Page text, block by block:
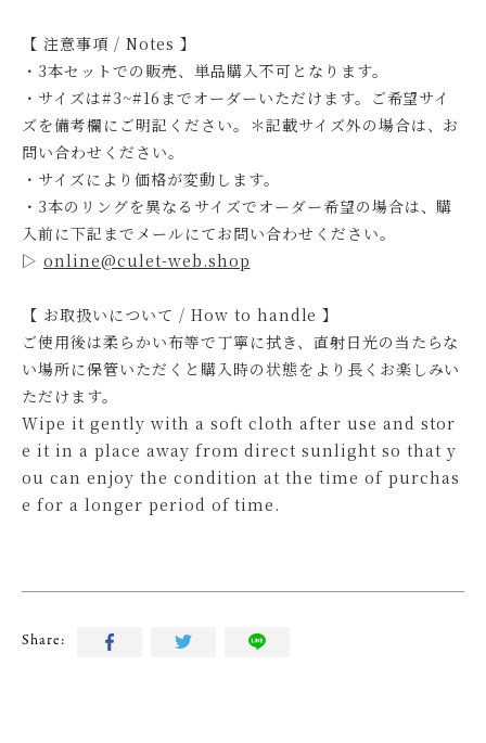
【 注意事項 / Notes 】
・3本セットでの販売、単品購入不可となります。
・サイズは#3~#16までオーダーいただけます。ご希望サイ
ズを備考欄にご明記ください。＊記載サイズ外の場合は、お
問い合わせください。
・サイズにより価格が変動します。
・3本のリングを異なるサイズでオーダー希望の場合は、購
入前に下記までメールにてお問い合わせください。
▷ online@culet-web.shop
【 お取扱いについて / How to handle 】
ご使用後は柔らかい布等で丁寧に拭き、直射日光の当たらな
い場所に保管いただくと購入時の状態をより長くお楽しみい
ただけます。
Wipe it gently with a soft cloth after use and stor
e it in a place away from direct sunlight so that y
ou can enjoy the condition at the time of purchas
e for a longer period of time.
Share: